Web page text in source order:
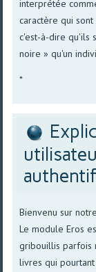
interprétée
caractère qui
c'est-à-dire qu'ils
noire » qu'un
*
Bienvenu sur
Le module Eros
gribouillis parfois
livres qui